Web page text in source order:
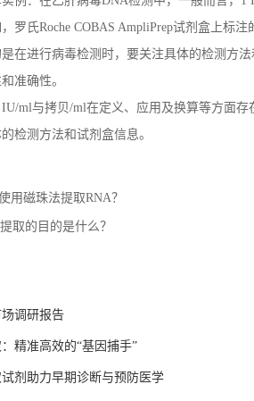
罗氏Roche COBAS AmpliPrep试剂盒上标注
在进行病毒检测时，要关注具体的检测方
准确性。
ml与拷贝/ml在定义、应用及换算等方面
检测方法和试剂盒信息。
用磁珠法提取RNA？
取的目的是什么？
调研报告
精准高效的“基因捕手”
剂助力早期诊断与预防医学